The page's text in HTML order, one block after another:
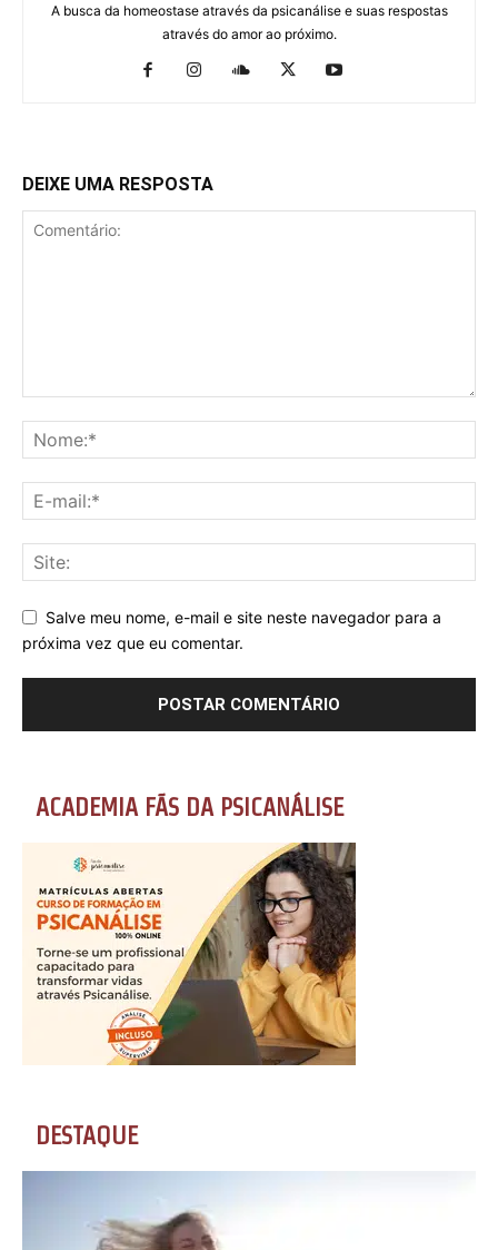
A busca da homeostase através da psicanálise e suas respostas
através do amor ao próximo.
DEIXE UMA RESPOSTA
Salve meu nome, e-mail e site neste navegador para a
próxima vez que eu comentar.
ACADEMIA FÃS DA PSICANÁLISE
DESTAQUE